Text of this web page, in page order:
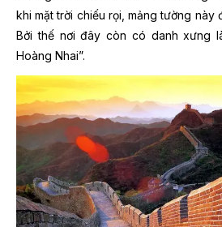
khi mặt trời chiếu rọi, mảng tường này
Bởi thế nơi đây còn có danh xưng
Hoàng Nhai”.